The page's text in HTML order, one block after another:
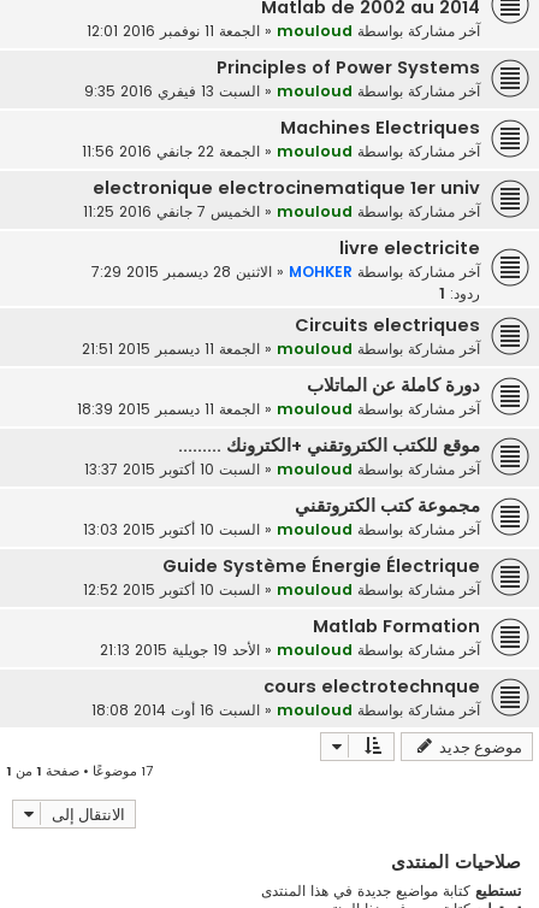
Matlab de 2002 au 2014
آخر مشاركة بواسطة mouloud
« الجمعة 11 نوفمبر 2016 12:01
Principles of Power Systems
آخر مشاركة بواسطة mouloud
« السبت 13 فيفري 2016 9:35
Machines Electriques
آخر مشاركة بواسطة mouloud
« الجمعة 22 جانفي 2016 11:56
electronique electrocinematique 1er univ
آخر مشاركة بواسطة mouloud
« الخميس 7 جانفي 2016 11:25
livre electricite
آخر مشاركة بواسطة MOHKER
« الاثنين 28 ديسمبر 2015 7:29
ردود: 1
Circuits electriques
آخر مشاركة بواسطة mouloud
« الجمعة 11 ديسمبر 2015 21:51
دورة كاملة عن الماتلاب
آخر مشاركة بواسطة mouloud
« الجمعة 11 ديسمبر 2015 18:39
موقع للكتب الكتروتقني +الكترونك .........
آخر مشاركة بواسطة mouloud
« السبت 10 أكتوبر 2015 13:37
مجموعة كتب الكتروتقني
آخر مشاركة بواسطة mouloud
« السبت 10 أكتوبر 2015 13:03
Guide Système Énergie Électrique
آخر مشاركة بواسطة mouloud
« السبت 10 أكتوبر 2015 12:52
Matlab Formation
آخر مشاركة بواسطة mouloud
« الأحد 19 جويلية 2015 21:13
cours electrotechnque
آخر مشاركة بواسطة mouloud
« السبت 16 أوت 2014 18:08
موضوع جديد
17 موضوعًا • صفحة 1 من 1
الانتقال إلى
صلاحيات المنتدى
تستطيع كتابة مواضيع جديدة في هذا المنتدى